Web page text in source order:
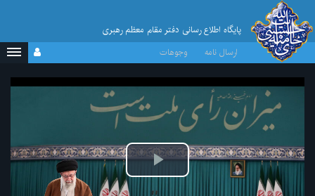
پایگاه اطلاع رسانی دفتر مقام معظم رهبری
ارسال نامه
وجوهات
پخش